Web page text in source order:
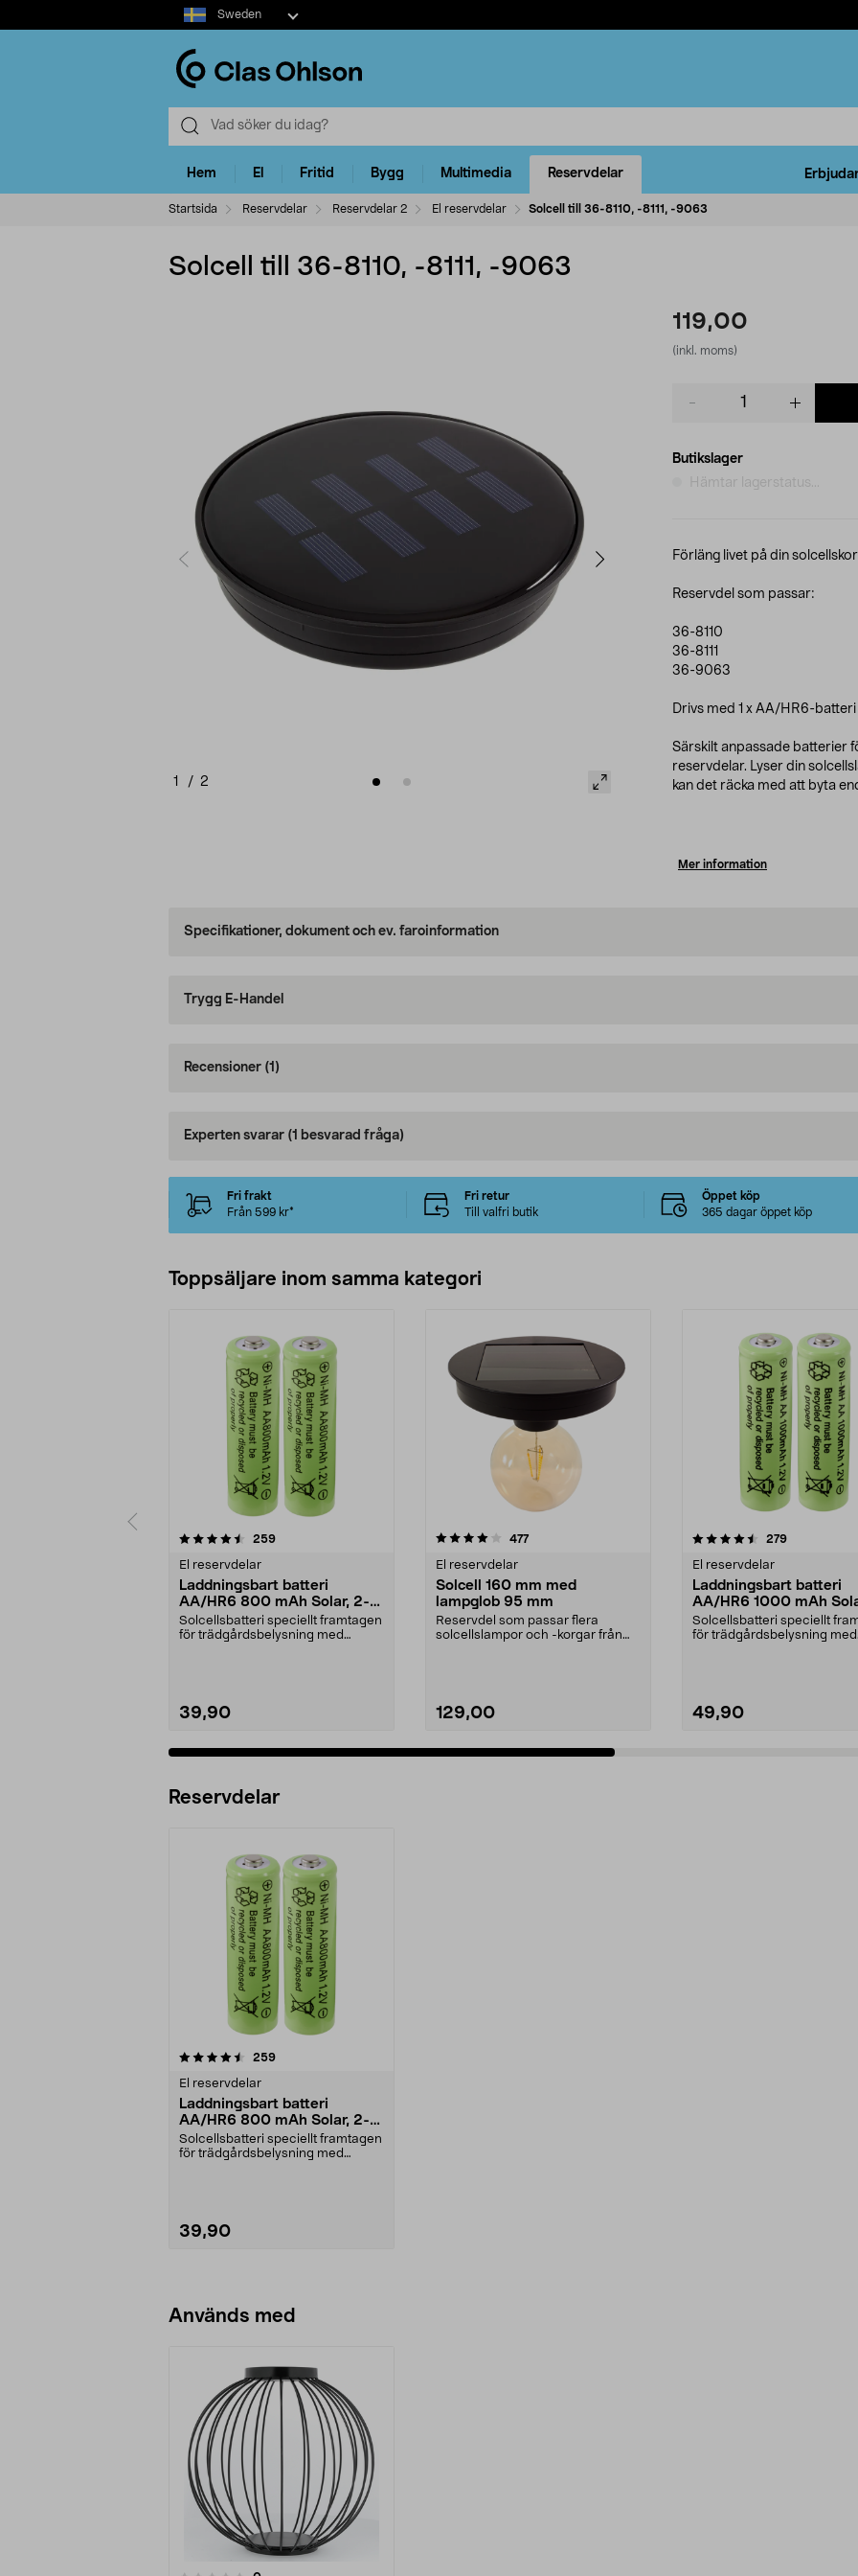
Select
market
Sweden
Hem El Fritid Bygg Multimedia Reservdelar
Startsida Reservdelar Reservdelar 2 El reservdelar Solcell till 36-8110, -8111, -9063
Solcell till 36-8110, -8111, -9063
1 / 2
119,00
(inkl. moms)
Butikslager
Hämtar lagerstatus...
Förläng livet på din
Reservdel som passar:
36-8110
36-8111
36-9063
Drivs med 1 x AA/HR6-
Särskilt anpassade batterier
reservdelar. Lyser din
kan det räcka med att byta
Mer information
Specifikationer, dokument och ev. faroinformation
Trygg E-Handel
Recensioner (1)
Experten svarar (1 besvarad fråga)
Fri frakt
Från 599 kr*
Fri retur
Till valfri butik
Öppet köp
365 dagar öppet köp
Toppsäljare inom samma kategori
259recensioner
El reservdelar
Laddningsbart batteri
AA/HR6 800 mAh Solar, 2-
pack
Solcellsbatteri speciellt framtagen
för trädgårdsbelysning med
39,90
4.0 av 5 stjärnor 477recensioner
El reservdelar
Solcell 160 mm med
lampglob 95 mm
Reservdel som passar flera
solcellslampor och -korgar från
129,00
4.5 av 5 stjärnor 279recensioner
El reservdelar
Laddningsbart batteri
AA/HR6 1000 mAh
pack
Solcellsbatteri speciellt
för trädgårdsbelysning med
49,90
4.5 av 5 stjärnor
Reservdelar
259recensioner
El reservdelar
Laddningsbart batteri
AA/HR6 800 mAh Solar, 2-
pack
Solcellsbatteri speciellt framtagen
för trädgårdsbelysning med
39,90
Används med